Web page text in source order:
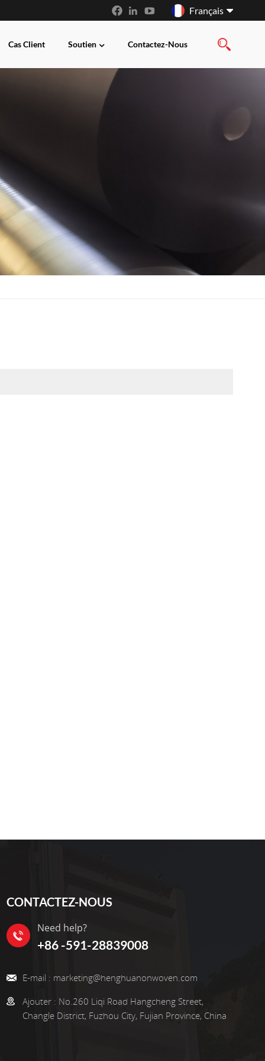
Français
Cas Client Soutien Contactez-Nous
CONTACTEZ-NOUS
Need help?
+86 -591-28839008
E-mail : marketing@henghuanonwoven.com
Ajouter : No.260 Liqi Road Hangcheng Street,
Changle District, Fuzhou City, Fujian Province, China